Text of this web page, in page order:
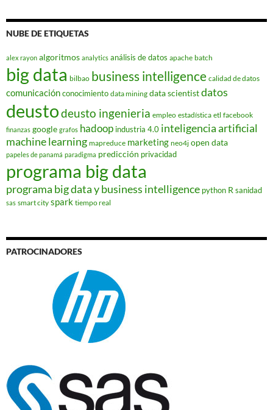
NUBE DE ETIQUETAS
alex rayon algoritmos analytics análisis de datos apache batch
big data bilbao business intelligence calidad de datos
comunicaciónconocimiento data mining data scientistdatos
deustodeusto ingenieria empleo estadística etl facebook
finanzas google grafos hadoop industria 4.0 inteligencia artificial
machine learning mapreduce marketing neo4j open data
papeles de panamá paradigma predicción privacidad
programa big data
programa big data y business intelligence python R sanidad
sas smart city spark tiempo real
PATROCINADORES